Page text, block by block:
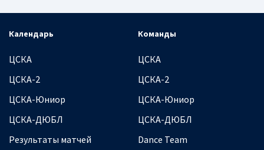
Календарь
ЦСКА
ЦСКА-2
ЦСКА-Юниор
ЦСКА-ДЮБЛ
Результаты матчей
Команды
ЦСКА
ЦСКА-2
ЦСКА-Юниор
ЦСКА-ДЮБЛ
Dance Team